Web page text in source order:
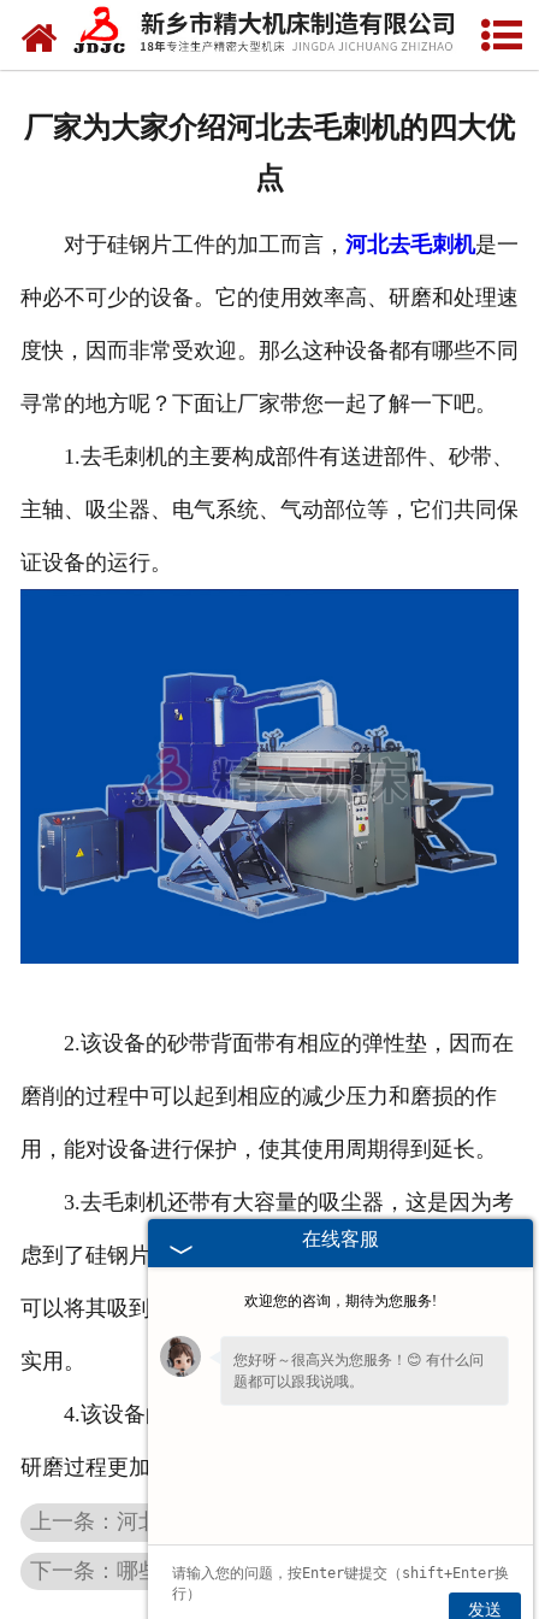
网站首页
视频中心
联系我们
厂家为大家介绍河北去毛刺机的四大优
点
对于硅钢片工件的加工而言， 河北去毛刺机是一
种必不可少的设备。它的使用效率高、研磨和处理速
度快，因而非常受欢迎。那么这种设备都有哪些不同
寻常的地方呢？下面让厂家带您一起了解一下吧。
1.去毛刺机的主要构成部件有送进部件、砂带、
主轴、吸尘器、电气系统、气动部位等，它们共同保
证设备的运行。
2.该设备的砂带背面带有相应的弹性垫，因而在
磨削的过程中可以起到相应的减少压力和磨损的作
用，能对设备进行保护，使其使用周期得到延长。
3.去毛刺机还带有大容量的吸尘器，这是因为考
虑到了硅钢片处理期间会产生很多毛刺，使用吸尘器
可以将其吸到里面，从而减少人们的清理过程，非常
实用。
4.该设备的端口处带有相应的液压升降台，因而
研磨过程更加简单，能减轻工作人员的劳动强度。
下一条：哪些会影响河北中心孔磨床研磨的效率？
在线客服
欢迎您的咨询，期待为您服务!
您好呀～很高兴为您服务！😊 有什么问
题都可以跟我说哦。
发送